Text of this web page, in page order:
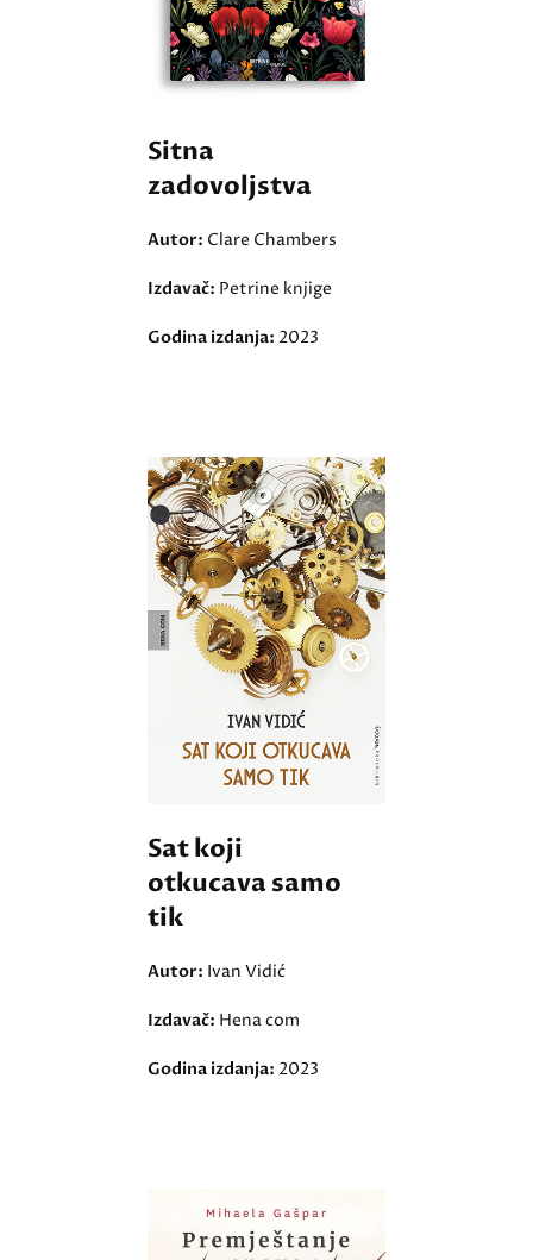
Sitna
zadovoljstva
Autor: Clare Chambers
Izdavač: Petrine knjige
Godina izdanja: 2023
Sat koji
otkucava samo
tik
Autor: Ivan Vidić
Izdavač: Hena com
Godina izdanja: 2023